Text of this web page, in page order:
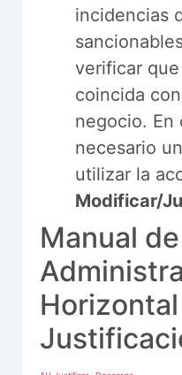
incidencias
verificar
coincida
negocio. En
necesario
utilizar la
Modificar/
Manual de
Horizontal